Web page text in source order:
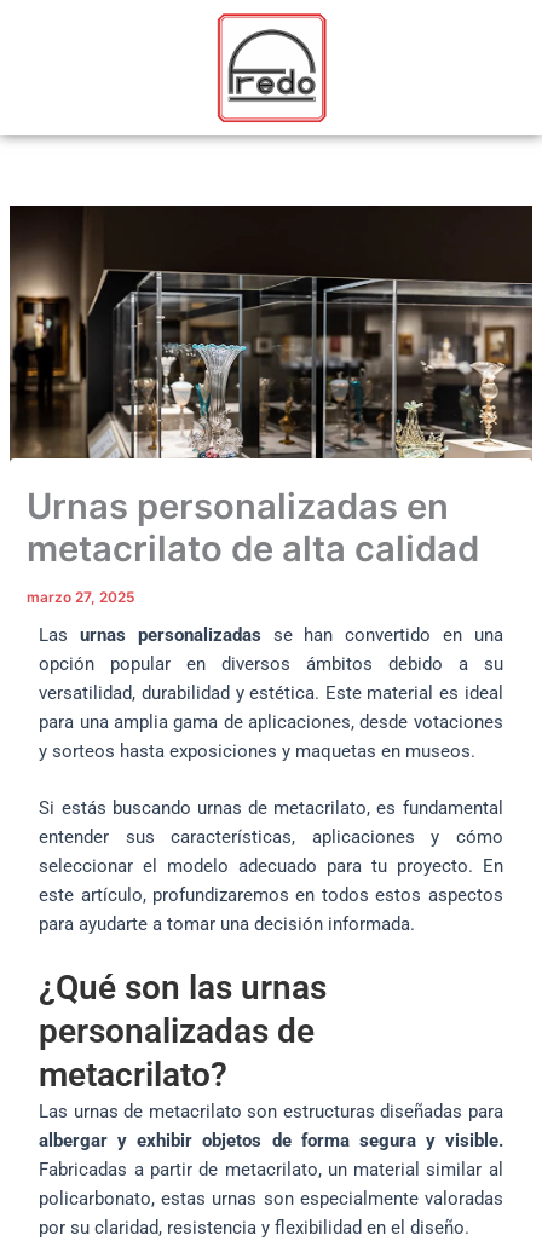
Urnas personalizadas en
metacrilato de alta calidad
marzo 27, 2025
Lasurnas personalizadas se han convertido en una
opción popular en diversos ámbitos debido a su
versatilidad, durabilidad y estética. Este material es ideal
para una amplia gama de aplicaciones, desde votaciones
y sorteos hasta exposiciones y maquetas en museos.
Si estás buscando urnas de metacrilato, es fundamental
entender sus características, aplicaciones y cómo
seleccionar el modelo adecuado para tu proyecto. En
este artículo, profundizaremos en todos estos aspectos
para ayudarte a tomar una decisión informada.
¿Qué son las urnas
personalizadas de
metacrilato?
Las urnas de metacrilato son estructuras diseñadas para
albergar y exhibir objetos de forma segura y visible.
Fabricadas a partir de metacrilato, un material similar al
policarbonato, estas urnas son especialmente valoradas
por su claridad, resistencia y flexibilidad en el diseño.